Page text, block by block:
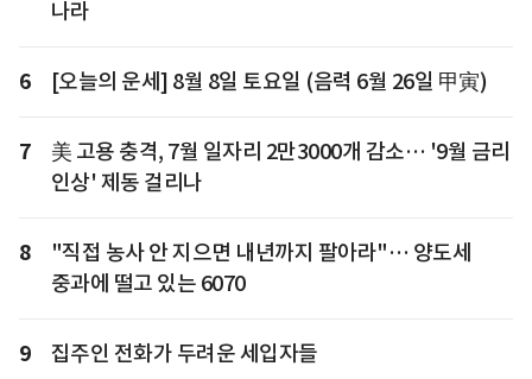
나라
6 [오늘의 운세] 8월 8일 토요일 (음력 6월 26일 甲寅)
7
美 고용 충격, 7월 일자리 2만3000개 감소… '9월 금리
인상' 제동 걸리나
8
"직접 농사 안 지으면 내년까지 팔아라"… 양도세
중과에 떨고 있는 6070
9 집주인 전화가 두려운 세입자들